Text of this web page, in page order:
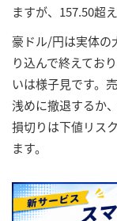
ますが、157.50超
豪ドル/円は実体の
り込んで終えてお
いは様子見です。
浅めに撤退するか
損切りは下値リス
ます。